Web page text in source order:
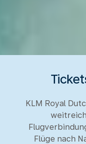
KLM Royal
Flüge nach